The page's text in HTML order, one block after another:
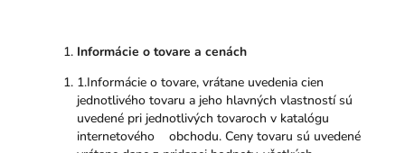
Informácie o tovare a cenách
1.Informácie o tovare, vrátane uvedenia cien
jednotlivého tovaru a jeho hlavných vlastností sú
uvedené pri jednotlivých tovaroch v katalógu
internetového obchodu. Ceny tovaru sú uvedené